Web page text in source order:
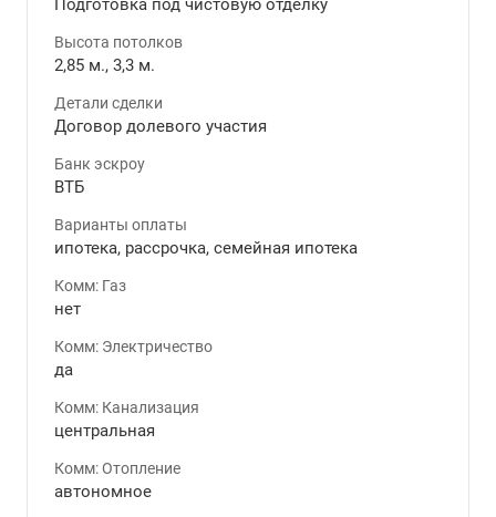
Высота потолков
2,85 м., 3,3 м.
Детали сделки
Договор долевого участия
Банк эскроу
ВТБ
Варианты оплаты
ипотека, рассрочка, семейная ипотека
Комм: Газ
нет
Комм: Электричество
да
Комм: Канализация
центральная
Комм: Отопление
автономное